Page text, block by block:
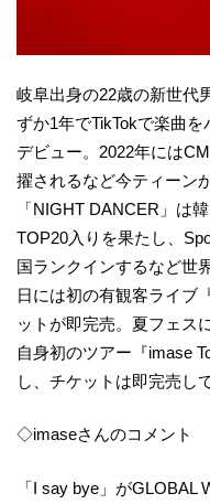
岐阜出身の22歳の新世代
ずか1年でTikTokで楽曲
デビュー。2022年には
擢されるなど今ティーン
「NIGHT DANCER」は
TOP20入りを果たし、
国ランクインするなど世
日には初の有観客ライブ
ットが即完売。夏フェス
自身初のツアー『imase
し、チケットは即完売し
◇imaseさんのコメント
「I say bye」が